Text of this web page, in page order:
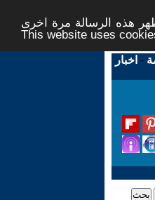
هذه الرسالة مرة اخرى -
This website uses
- اخبار